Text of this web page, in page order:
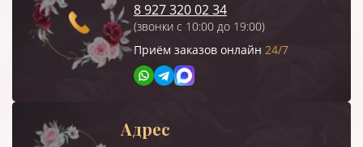
8 927 320 02 34
(звонки с 10:00 до 19:00)
Приём заказов онлайн 24/7
Адрес